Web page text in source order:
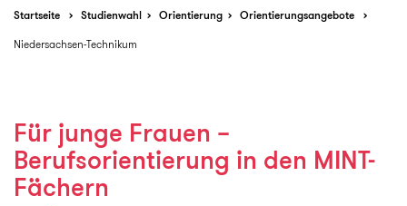
Startseite Studienwahl Orientierung
Orientierungsangebote
Niedersachsen-Technikum
Für junge Frauen –
Berufsorientierung in den MINT-
Fächern